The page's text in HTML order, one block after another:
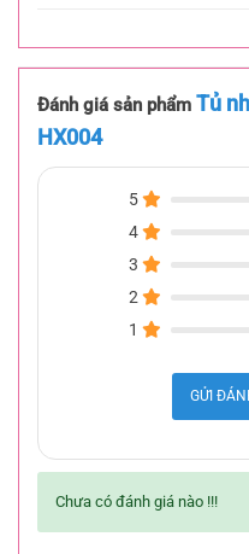
Đánh giá sản phẩm Tủ
HX004
5
4
3
2
1
GỬI
Chưa có đánh giá nào !!!